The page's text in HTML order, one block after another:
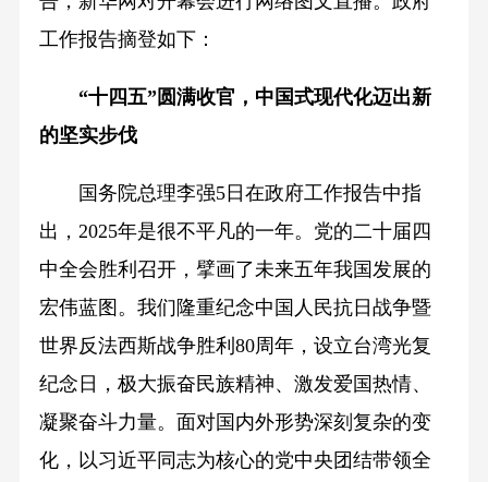
工作报告摘登如下：
“十四五”圆满收官，中国式现代化迈出新
的坚实步伐
国务院总理李强5日在政府工作报告中指
出，2025年是很不平凡的一年。党的二十届四
中全会胜利召开，擘画了未来五年我国发展的
宏伟蓝图。我们隆重纪念中国人民抗日战争暨
世界反法西斯战争胜利80周年，设立台湾光复
纪念日，极大振奋民族精神、激发爱国热情、
凝聚奋斗力量。面对国内外形势深刻复杂的变
化，以习近平同志为核心的党中央团结带领全